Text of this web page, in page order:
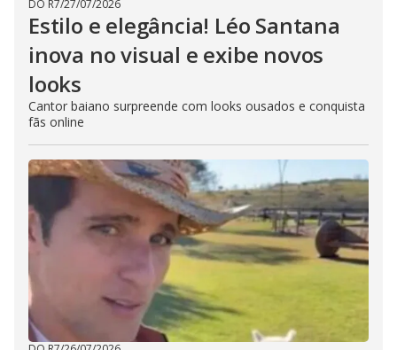
DO R7/27/07/2026
Estilo e elegância! Léo Santana
inova no visual e exibe novos
looks
Cantor baiano surpreende com looks ousados e conquista
fãs online